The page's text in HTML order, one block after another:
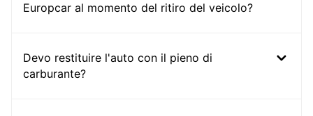
Europcar al momento del ritiro del veicolo?
Devo restituire l'auto con il pieno di
carburante?